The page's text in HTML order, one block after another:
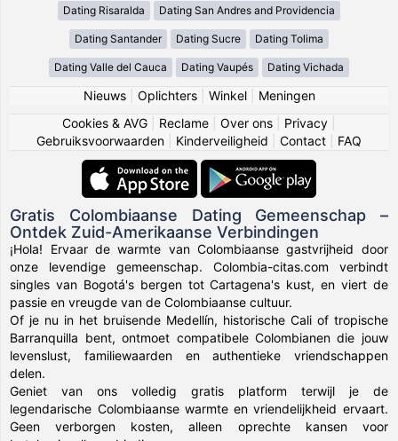
Dating Risaralda Dating San Andres and Providencia
Dating Santander Dating Sucre Dating Tolima
Dating Valle del Cauca Dating Vaupés Dating Vichada
Nieuws| Oplichters| Winkel| Meningen
Cookies & AVG
Reclame Over ons Privacy
Gebruiksvoorwaarden
Kinderveiligheid Contact FAQ
Gratis Colombiaanse Dating Gemeenschap –
Ontdek Zuid-Amerikaanse Verbindingen
¡Hola! Ervaar de warmte van Colombiaanse gastvrijheid door
onze levendige gemeenschap. Colombia-citas.com verbindt
singles van Bogotá's bergen tot Cartagena's kust, en viert de
passie en vreugde van de Colombiaanse cultuur.
Of je nu in het bruisende Medellín, historische Cali of tropische
Barranquilla bent, ontmoet compatibele Colombianen die jouw
levenslust, familiewaarden en authentieke vriendschappen
delen.
Geniet van ons volledig gratis platform terwijl je de
legendarische Colombiaanse warmte en vriendelijkheid ervaart.
Geen verborgen kosten, alleen oprechte kansen voor